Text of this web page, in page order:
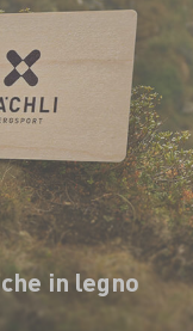
in legno